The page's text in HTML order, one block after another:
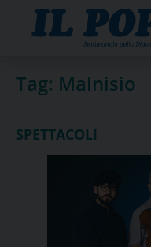
Tag: Malnisio
SPETTACOLI